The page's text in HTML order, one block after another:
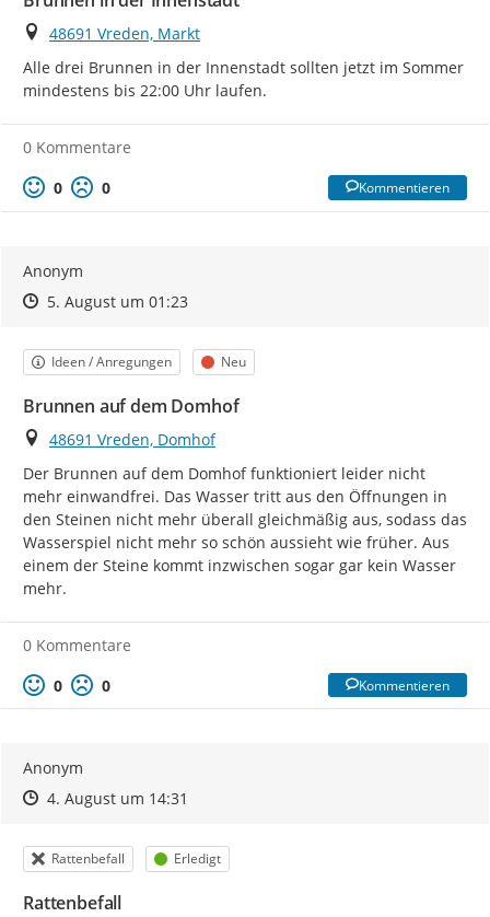
Ort
48691 Vreden, Markt
Alle drei Brunnen in der Innenstadt sollten jetzt im Sommer
mindestens bis 22:00 Uhr laufen.
0 Kommentare
0
0 Kommentieren
Anonym
Zeitpunkt des Erstellens
Zeitpunkt des Erstellens
5. August um 01:23Zur Äußerung
Kategorie
Ideen / Anregungen Status
Neu
Brunnen auf dem Domhof
Ort
48691 Vreden, Domhof
Der Brunnen auf dem Domhof funktioniert leider nicht
mehr einwandfrei. Das Wasser tritt aus den Öffnungen in
den Steinen nicht mehr überall gleichmäßig aus, sodass das
Wasserspiel nicht mehr so schön aussieht wie früher. Aus
einem der Steine kommt inzwischen sogar gar kein Wasser
mehr.
0 Kommentare
0
0 Kommentieren
Anonym
Zeitpunkt des Erstellens
Zeitpunkt des Erstellens
4. August um 14:31
Kategorie
Rattenbefall Status
Erledigt
Rattenbefall